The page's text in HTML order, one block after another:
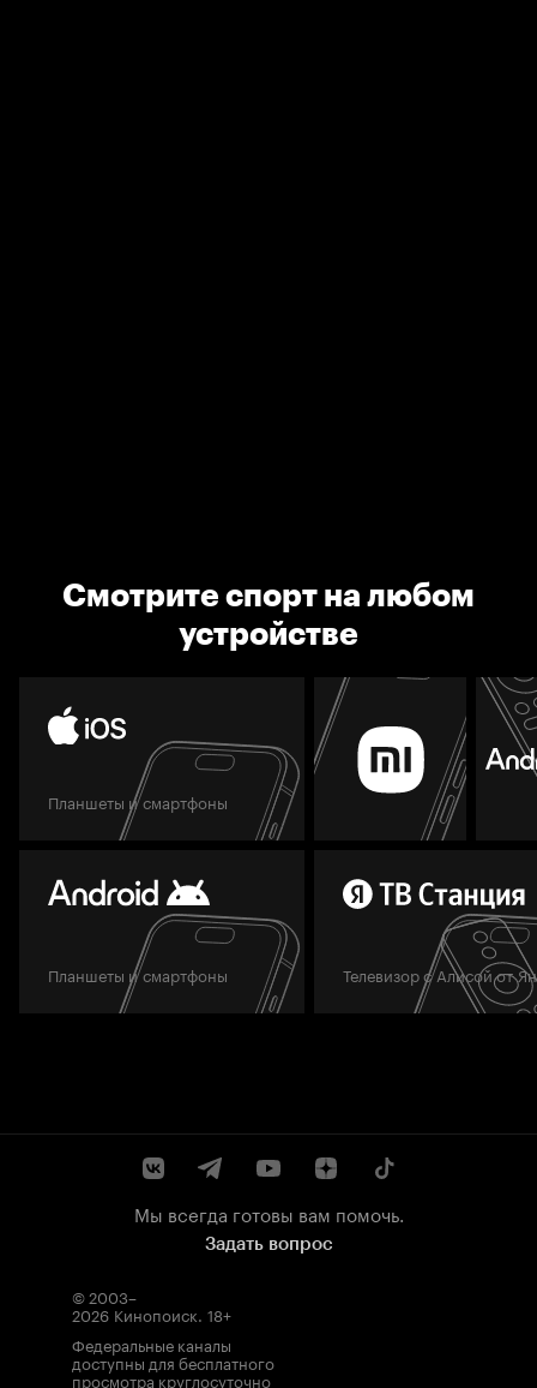
Смотрите спорт на любом
устройстве
Планшеты и смартфоны
Планшеты и смартфоны Телевизор с Алисой от
Мы всегда готовы вам помочь.
Задать вопрос
© 2003–
2026 Кинопоиск. 18+
Федеральные каналы
доступны для бесплатного
просмотра круглосуточно